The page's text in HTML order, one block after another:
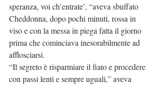
speranza, voi ch’entrate’, “aveva sbuffato
Cheddonna, dopo pochi minuti, rossa in
viso e con la messa in piega fatta il giorno
prima che cominciava inesorabilmente ad
afflosciarsi.
“Il segreto è risparmiare il fiato e procedere
con passi lenti e sempre uguali,” aveva